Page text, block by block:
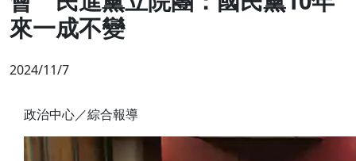
來一成不變
2024/11/7
政治中心／綜合報導